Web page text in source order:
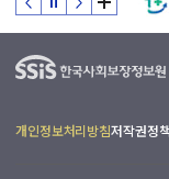
개인정보처리방침저작권정